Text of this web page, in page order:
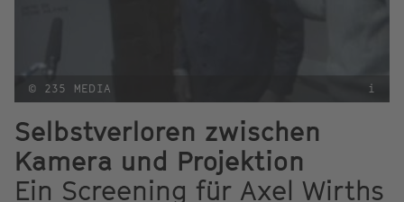
© 235 MEDIA i
Selbstverloren zwischen
Kamera und Projektion
Ein Screening für Axel Wirths